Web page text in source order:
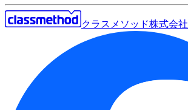
クラスメソッド株式会社